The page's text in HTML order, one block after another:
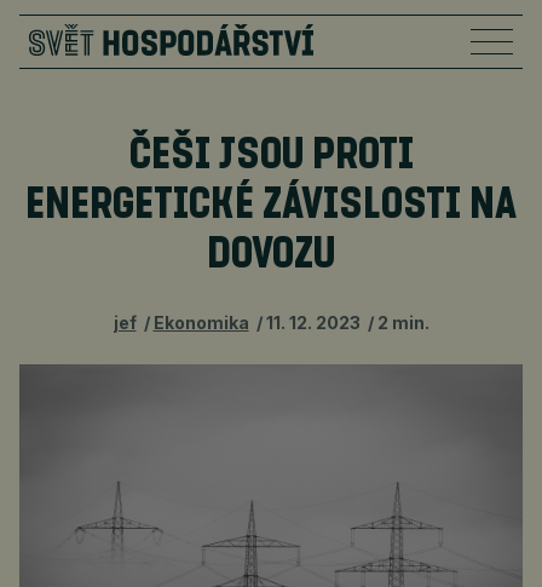
ČEŠI JSOU PROTI
ENERGETICKÉ ZÁVISLOSTI NA
DOVOZU
jef Ekonomika 11. 12. 2023 2 min.